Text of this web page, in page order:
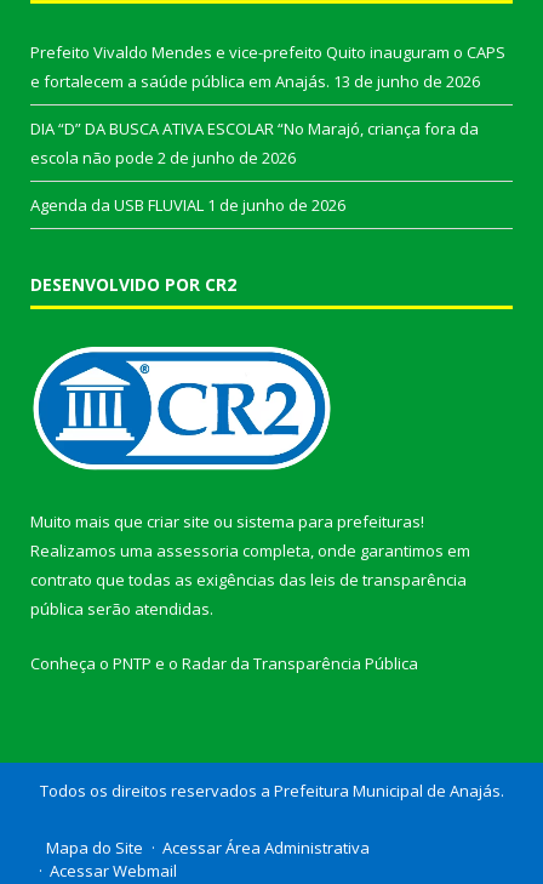
Prefeito Vivaldo Mendes e vice-prefeito Quito inauguram o CAPS
e fortalecem a saúde pública em Anajás. 13 de junho de 2026
DIA “D” DA BUSCA ATIVA ESCOLAR “No Marajó, criança fora da
escola não pode 2 de junho de 2026
Agenda da USB FLUVIAL 1 de junho de 2026
DESENVOLVIDO POR CR2
Muito mais que criar site ou sistema para prefeituras!
Realizamos uma assessoria completa, onde garantimos em
contrato que todas as exigências das leis de transparência
pública serão atendidas.
Conheça o PNTP e o Radar da Transparência Pública
Todos os direitos reservados a Prefeitura Municipal de Anajás.
Mapa do Site
Acessar Área Administrativa
Acessar Webmail